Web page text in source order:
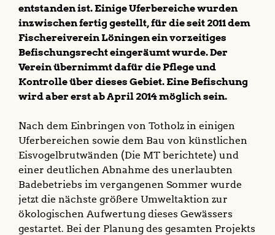
entstanden ist. Einige Uferbereiche wurden
inzwischen fertig gestellt, für die seit 2011 dem
Fischereiverein Löningen ein vorzeitiges
Befischungsrecht eingeräumt wurde. Der
Verein übernimmt dafür die Pflege und
Kontrolle über dieses Gebiet. Eine Befischung
wird aber erst ab April 2014 möglich sein.
Nach dem Einbringen von Totholz in einigen
Uferbereichen sowie dem Bau von künstlichen
Eisvogelbrutwänden (Die MT berichtete) und
einer deutlichen Abnahme des unerlaubten
Badebetriebs im vergangenen Sommer wurde
jetzt die nächste größere Umweltaktion zur
ökologischen Aufwertung dieses Gewässers
gestartet. Bei der Planung des gesamten Projekts